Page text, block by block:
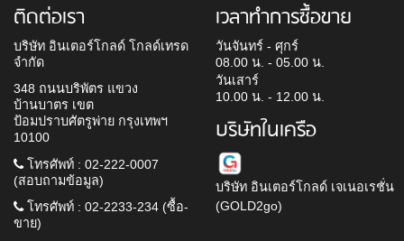
ติดต่อเรา
บริษัท อินเตอร์โกลด์ โกลด์เทรด
จำกัด
348 ถนนบริพัตร แขวง
บ้านบาตร เขต
ป้อมปราบศัตรูพ่าย กรุงเทพฯ
10100
โทรศัพท์ : 02-222-0007
(สอบถามข้อมูล)
โทรศัพท์ : 02-2233-234 (ซื้อ-
ขาย)
เวลาทำการซื้อขาย
วันจันทร์ - ศุกร์
08.00 น. - 05.00 น.
วันเสาร์
10.00 น. - 12.00 น.
บริษัทในเครือ
บริษัท อินเตอร์โกลด์ เจเนอเรชั่น
(GOLD2go)